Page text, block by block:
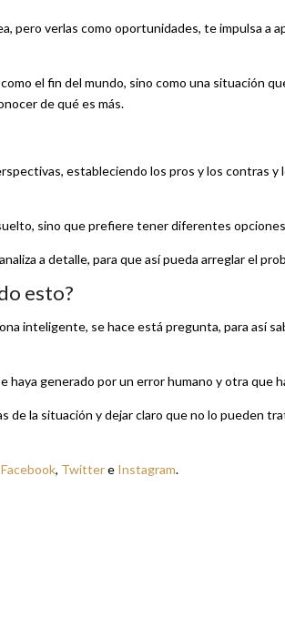
pero verlas como oportunidades, te impulsa a
el fin del mundo, sino como una situación
de qué es más.
estableciendo los pros y los contras
sino que prefiere tener diferentes
a detalle, para que así pueda arreglar el
esto?
inteligente, se hace está pregunta, para así
haya generado por un error humano y otra que
de la situación y dejar claro que no lo pueden
Facebook, Twittere Instagram.